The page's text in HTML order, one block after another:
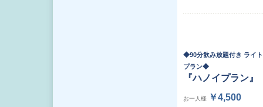
◆90分飲み放題付き ライ
プラン◆
『ハノイプラン』
お一人様 ￥4,500